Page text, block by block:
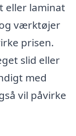
eller laminat
værktøjer
prisen.
slid eller
med
vil påvirke